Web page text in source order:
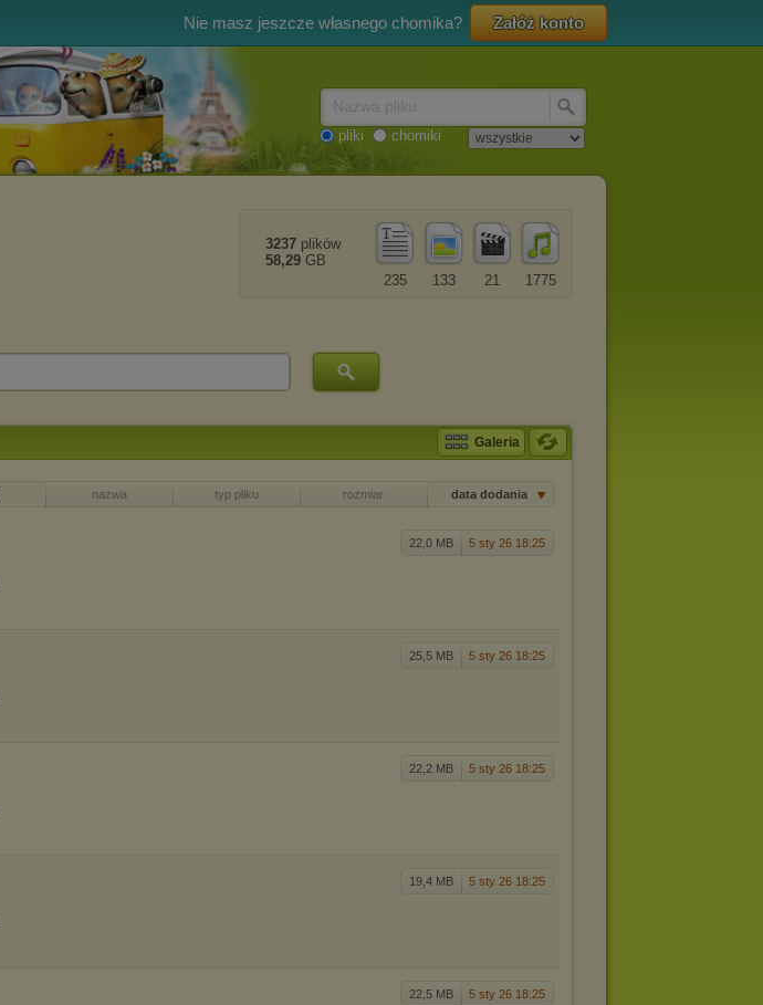
Nie masz jeszcze własnego chomika? Załóż konto
pliki chomiki
1775
21
133
235
3237 plików
58,29 GB
Galeria
nazwa typ pliku rozmiar data dodania
22,0 MB 5 sty 26 18:25
25,5 MB 5 sty 26 18:25
22,2 MB 5 sty 26 18:25
19,4 MB 5 sty 26 18:25
22,5 MB 5 sty 26 18:25